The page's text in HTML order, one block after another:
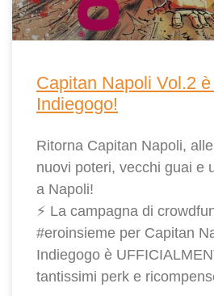
Capitan Napoli Vol.2
Indiegogo!
Ritorna Capitan Napoli,
nuovi poteri, vecchi guai e
a Napoli!
⚡ La campagna di
#eroinsieme per Capitan
Indiegogo è
tantissimi perk e